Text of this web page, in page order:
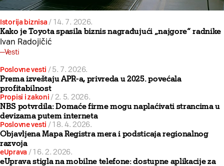
Istorija biznisa / 14. 7. 2026.
Kako je Toyota spasila biznis nagrađujući „najgore“ radnike
Ivan Radojičić
Vesti
Poslovne vesti /5. 7. 2026.
Prema izveštaju APR-a, privreda u 2025. povećala
profitabilnost
Propisi i zakoni /2. 5. 2026.
NBS potvrdila: Domaće firme mogu naplaćivati strancima u
devizama putem interneta
Poslovne vesti /18. 4. 2026.
Objavljena Mapa Registra mera i podsticaja regionalnog
razvoja
eUprava /16. 2. 2026.
eUprava stigla na mobilne telefone: dostupne aplikacije za